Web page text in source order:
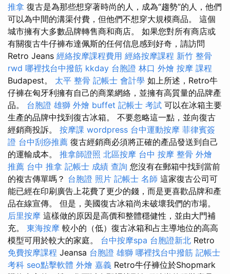
推拿 復古是為那些想穿著時尚的人，成為“趨勢”的人，他們
可以為中間的溝渠付費，但他們不想穿大規模商品。 這個
城市擁有大多數品牌轉售商和商店。 如果您對所有商店或
有關復古牛仔褲布達佩斯的任何信息感到好奇，請訪問
Retro Jeans 經絡按摩課程費用 經絡按摩課程 新竹 整骨
rwd 哪裡找台中撥筋 kkday 台胞證 林口 外燴 按摩 課程
Budapest。 太平 整骨 記帳士 會計學 如上所述，Retro牛
仔褲在匈牙利擁有自己的商業網絡，並擁有高質量的品牌產
品。 台胞證 雄獅 外燴 buffet 記帳士 考試 可以在冰箱主要
生產的品牌中找到復古冰箱。 不要忽略這一點，並向復古
經銷商投訴。 按摩課 wordpress 台中運動按摩 菲律賓簽
證 台中刮痧推薦 復古經銷商必須將正確的產品發送到自己
的運輸成本。 推拿師證照 北區按摩 台中 按摩 整骨 外燴
推薦 台中 推拿 記帳士 成績 查詢 您沒有在郵箱中找到當前
的複古傳單嗎？ 台胞證 照片 記帳士 名師 這家復古公司可
能已經在印刷廣告上花費了更少的錢，而是更喜歡品牌和產
品在線宣傳。 但是，美國復古冰箱尚未破壞我們的市場。
后里按摩 這樣做的原因是高價和整體穩健性，並由大門補
充。 東海按摩 較小的（低）復古冰箱和占主導地位的高高
模型可用於較大的家庭。 台中按摩spa 台胞證新北 Retro
免費按摩課程 Jeansa 台胞證 雄獅 哪裡找台中撥筋 記帳士
考科 seo點擊軟體 外燴 嘉義 Retro牛仔褲位於Shopmark